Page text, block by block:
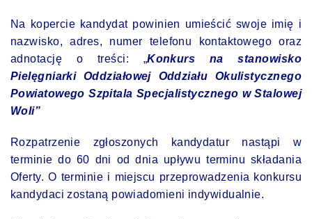
Na kopercie kandydat powinien umieścić swoje imię i
nazwisko, adres, numer telefonu kontaktowego oraz
adnotację o treści: „Konkurs na stanowisko
Pielęgniarki Oddziałowej Oddziału Okulistycznego
Powiatowego Szpitala Specjalistycznego w Stalowej
Woli”
Rozpatrzenie zgłoszonych kandydatur nastąpi w
terminie do 60 dni od dnia upływu terminu składania
Oferty. O terminie i miejscu przeprowadzenia konkursu
kandydaci zostaną powiadomieni indywidualnie.